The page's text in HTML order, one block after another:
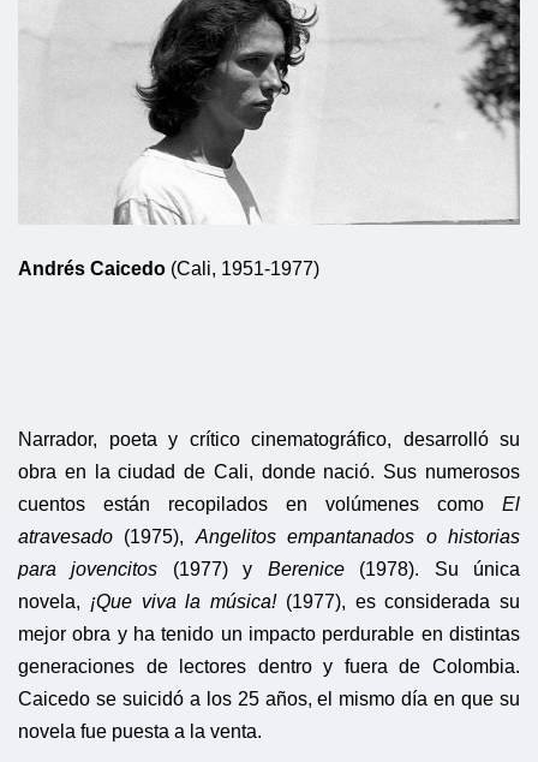
Andrés Caicedo (Cali, 1951-1977)
Narrador, poeta y crítico cinematográfico, desarrolló su
obra en la ciudad de Cali, donde nació. Sus numerosos
cuentos están recopilados en volúmenes como El
atravesado (1975), Angelitos empantanados o historias
para jovencitos (1977) y Berenice (1978). Su única
novela, ¡Que viva la música! (1977), es considerada su
mejor obra y ha tenido un impacto perdurable en distintas
generaciones de lectores dentro y fuera de Colombia.
Caicedo se suicidó a los 25 años, el mismo día en que su
novela fue puesta a la venta.